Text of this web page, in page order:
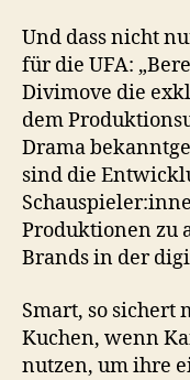
Und dass nicht
für die UFA:
Divimove die
dem
Drama
sind die
Produktionen zu
Brands in der
Smart, so sichert
Kuchen, wenn
nutzen, um ihre